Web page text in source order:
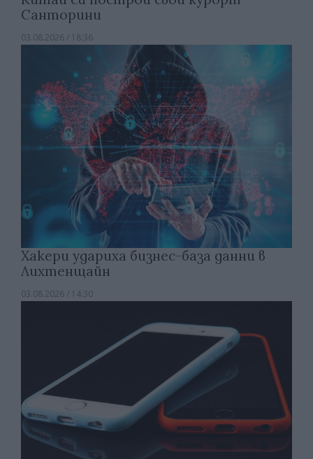
Санторини
03.08.2026 / 18:36
Хакери удариха бизнес-база данни в
Лихтенщайн
03.08.2026 / 14:30